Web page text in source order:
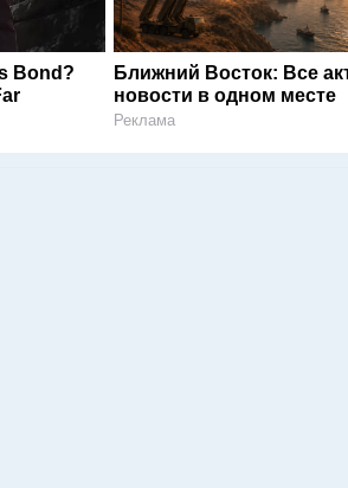
Bond?
Ближний Восток: Все
новости в одном месте
Реклама